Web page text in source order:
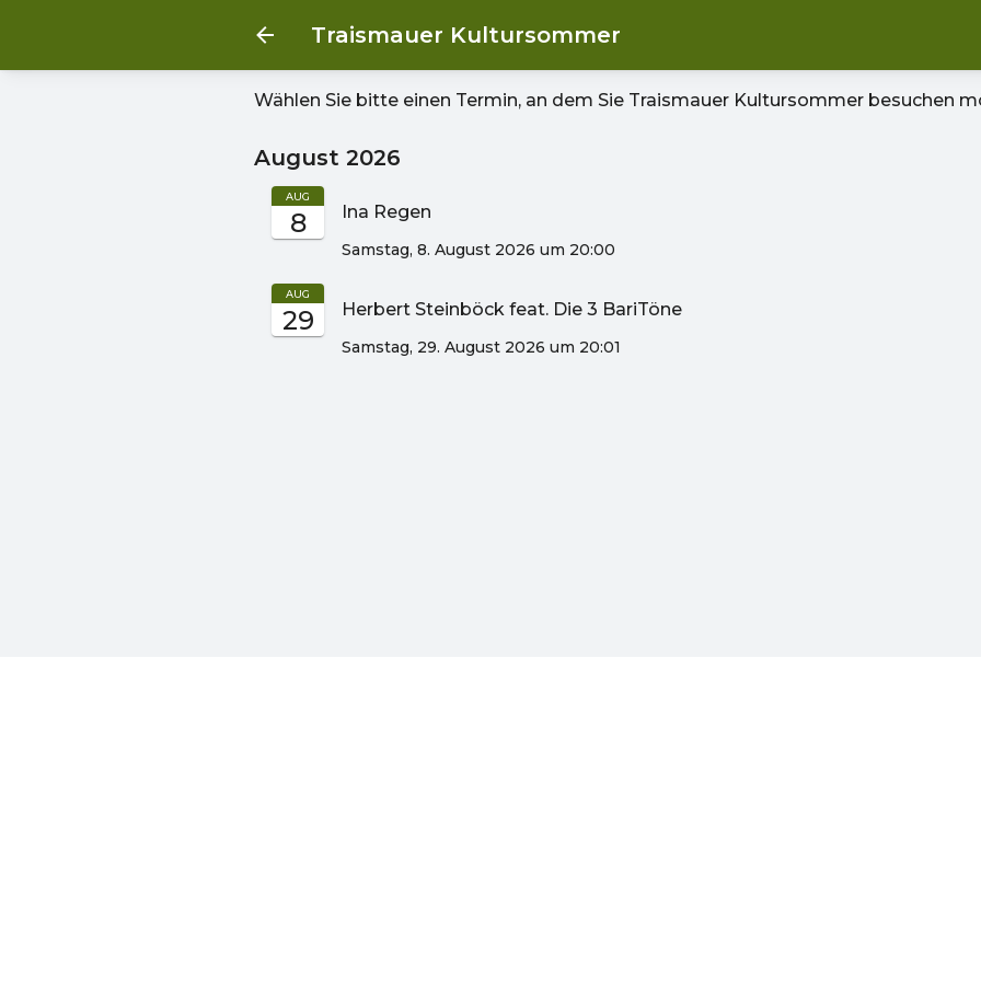
Traismauer Kultursommer
Wählen Sie bitte einen Termin, an dem Sie Traismauer Kultursommer besuchen
August 2026
8
AUG
Ina Regen
Samstag, 8. August 2026 um 20:00
29
AUG
Herbert Steinböck feat. Die 3 BariTöne
Samstag, 29. August 2026 um 20:01